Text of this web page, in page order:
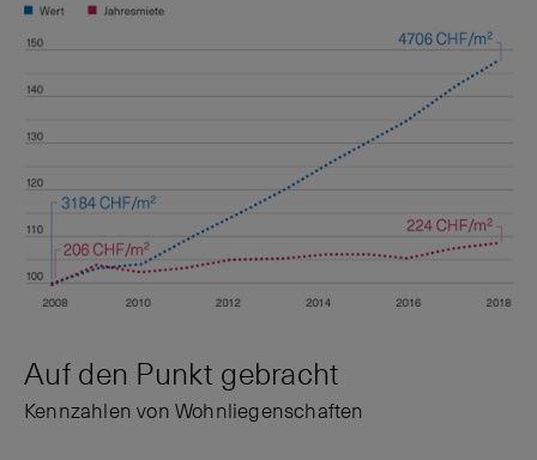
Auf den Punkt gebracht
Kennzahlen von Wohnliegenschaften